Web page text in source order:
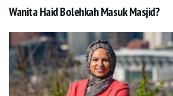
Wanita Haid Bolehkah Masuk Masjid?